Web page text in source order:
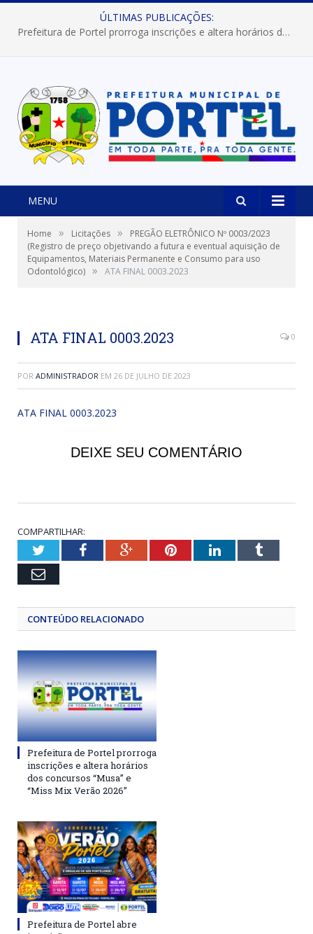
ÚLTIMAS PUBLICAÇÕES:
Prefeitura de Portel prorroga inscrições e altera horários dos concursos “Musa” e “Miss Mix Verão 2026”
MENU
Home » Licitações »
PREGÃO ELETRÔNICO Nº 0003/2023
(Registro de preço objetivando a futura e eventual aquisição de
Equipamentos, Materiais Permanente e Consumo para uso
Odontológico) » ATA FINAL 0003.2023
ATA FINAL 0003.2023 0
POR ADMINISTRADOR EM 26 DE JULHO DE 2023
ATA FINAL 0003.2023
DEIXE SEU COMENTÁRIO
COMPARTILHAR:
TwitterFacebookGoogle+PinterestLinkedInTumblr
Email
CONTEÚDO RELACIONADO
Prefeitura de Portel prorroga
inscrições e altera horários
dos concursos “Musa” e
“Miss Mix Verão 2026”
Prefeitura de Portel abre